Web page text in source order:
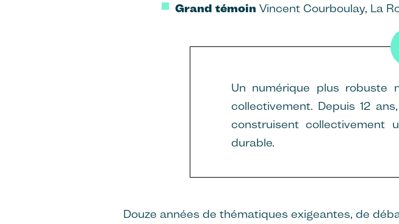
Grand témoin Vincent Courboulay, La
Un numérique plus
collectivement. Depuis 12
construisent collectivement
durable.
Douze années de thématiques exigeantes, de